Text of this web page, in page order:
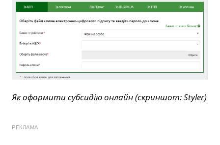
Як оформити субсидію онлайн (скриншот: Styler)
РЕКЛАМА